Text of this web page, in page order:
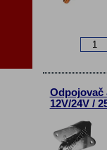
Odpojovač
12V/24V /